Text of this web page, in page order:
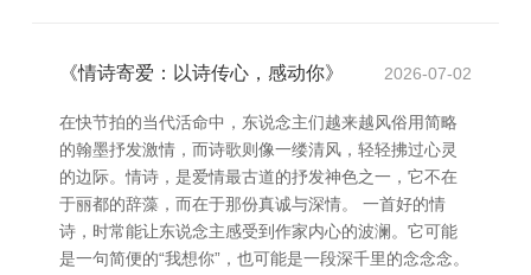
《情诗寄爱：以诗传心，感动你》 2026-07-02
在快节拍的当代活命中，东说念主们越来越风俗用简略
的翰墨抒发激情，而诗歌则像一缕清风，轻轻拂过心灵
的边际。情诗，是爱情最古道的抒发神色之一，它不在
于丽都的辞藻，而在于那份真诚与深情。 一首好的情
诗，时常能让东说念主感受到作家内心的波澜。它可能
是一句简便的“我想你”，也可能是一段深千里的念念念。